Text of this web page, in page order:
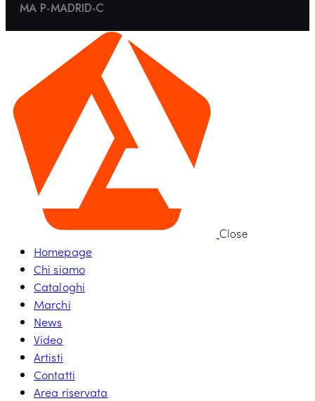
MA P-MADRID-C
Close
Homepage
Chi siamo
Cataloghi
Marchi
News
Video
Artisti
Contatti
Area riservata